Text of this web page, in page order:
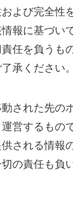
よび完全性
報に基づい
任を負うも
承ください。
された先の
営するもの
される情報
の責任も負